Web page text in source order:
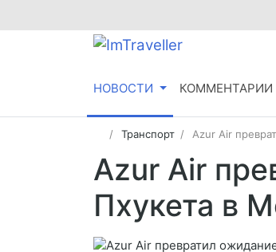
НОВОСТИ КОММЕНТАРИИ
Транспорт Azur Air
Azur Air
Пхукета в